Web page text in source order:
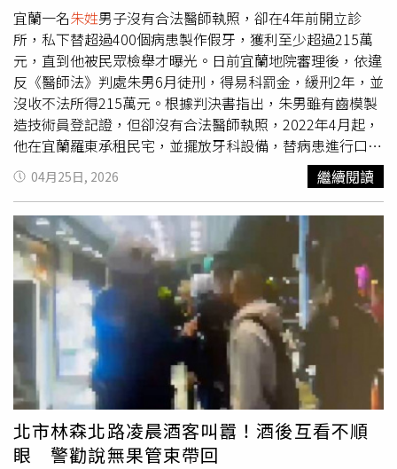
宜蘭一名朱姓男子沒有合法醫師執照，卻在4年前開立診
所，私下替超過400個病患製作假牙，獲利至少超過215萬
元，直到他被民眾檢舉才曝光。日前宜蘭地院審理後，依違
反《醫師法》判處朱男6月徒刑，得易科罰金，緩刑2年，並
沒收不法所得215萬元。根據判決書指出，朱男雖有齒模製
造技術員登記證，但卻沒有合法醫師執照，2022年4月起，
他在宜蘭羅東承租民宅，並擺放牙科設備，替病患進行口腔
檢查、研磨牙齒，製作安裝假牙等醫療行為。直到2025年
10月16日，有民眾發現朱男並非合法牙醫，於是向衛生局
檢舉。檢警獲報後，持搜索票前往診所查緝，當場查扣約診
簿、診療台、齒模、高壓消毒設備及藥品等醫療器材，並依
違反《醫師法》起訴朱男。檢方偵查期間，朱男坦承犯行，
供稱他透過病患口耳相傳介紹等方式，在短短幾年間，幫助
約300至400名病患製作假牙，每人收費數千元到數萬元不
等，每月所得約10萬至20萬元，扣除成本淨賺約5萬元，累
計不法所得至少215萬元。宜蘭地院審理後，考量朱男已認
罪，且與檢方達成協商，遂依《醫師法》第28條之非法執行
醫療業務罪，判處朱男有期徒刑6個月，得易科罰金，緩刑2
年，並須接受3場法治教育，同時沒收215萬元不法所得，
全案仍可上訴。
04月25日, 2026 繼續閱讀
北市林森北路凌晨酒客叫囂！酒後互看不順
眼 警勸說無果管束帶回